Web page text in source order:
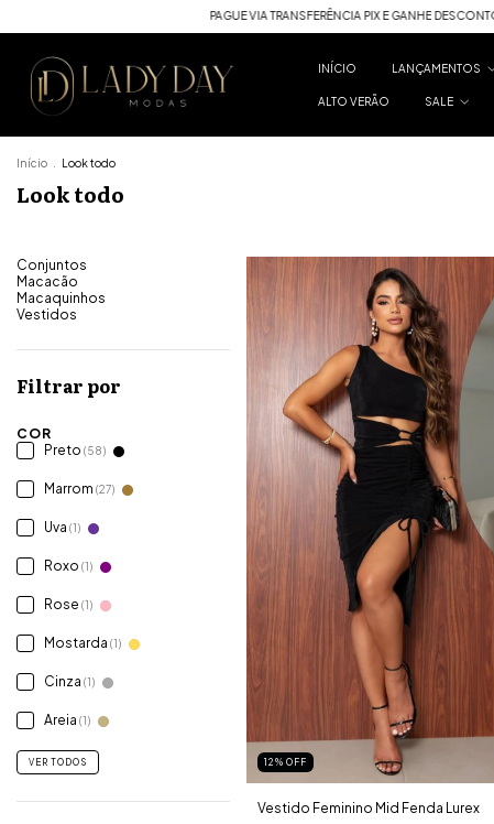
PAGUE VIA TRANSFERÊNCIA PIX E GANHE
INÍCIO LANÇAMENTOS
ALTO VERÃO SALE
Início Look todo
Look todo
Conjuntos
Macacão
Macaquinhos
Vestidos
Filtrar por
COR
Preto (58)
Marrom (27)
Uva (1)
Roxo (1)
Rose (1)
Mostarda (1)
Cinza (1)
Areia (1)
VER TODOS 12 % OFF
Vestido Feminino Mid Fenda Lurex